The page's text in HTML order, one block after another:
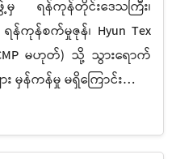
ဖွဲ့မှ ရန်ကုန်တိုင်းဒေသကြီး၊
ရန်ကုန်စက်မှုဇုန်၊ Hyun Tex
မဟုတ်) သို့ သွားရောက်
း မှန်ကန်မှု မရှိကြောင်း…